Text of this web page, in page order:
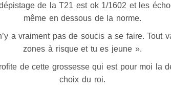
de la T21 est ok 1/1602 et les
même en dessous de la norme.
a vraiment pas de soucis a se faire. Tout
zones à risque et tu es jeune ».
de cette grossesse qui est pour moi la
choix du roi.